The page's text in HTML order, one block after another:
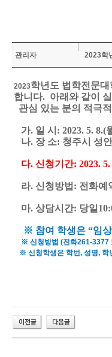
관리자 2023학
2023학년도 법학전문
합니다. 아래와 같이
관심 있는 분의 적극
가. 일 시 : 2023. 5. 8.(
나. 장 소: 청주시 성
다. 신청기간: 2023.
라. 신청방법 : 전화예
마. 상담시간: 당일
※ 참여 학생은 “임
※ 신청방법 (전화261-3377
※ 신청학생은 학번, 성명, 학